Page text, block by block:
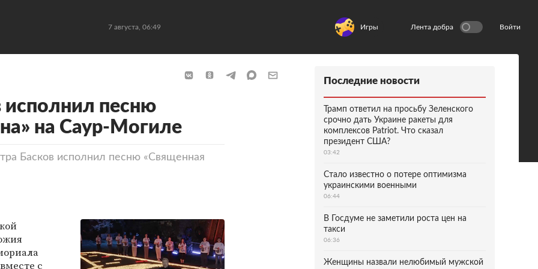
7 августа, 06:49 Игры Лента добра Войти
исполнил песню
на Саур-Могиле
Басков исполнил песню «Священная
вместе с
Последние новости
Трамп ответил на просьбу Зеленского
срочно дать Украине ракеты для
комплексов Patriot. Что сказал
президент США?
03:42
Стало известно о потере оптимизма
украинскими военными
06:44
В Госдуме не заметили роста цен на
такси
06:36
Женщины назвали нелюбимый мужской